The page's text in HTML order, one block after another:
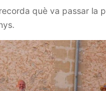
què va passar la